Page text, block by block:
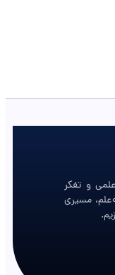
و تفکر
مسیری